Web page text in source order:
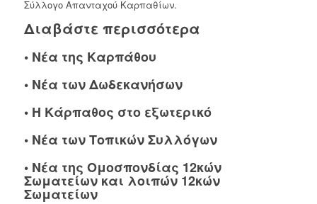
Σύλλογο Απανταχού Καρπαθίων.
Διαβάστε περισσότερα
• Νέα της Καρπάθου
• Νέα των Δωδεκανήσων
• Η Κάρπαθος στο εξωτερικό
• Νέα των Τοπικών Συλλόγων
• Νέα της Ομοσπονδίας 12κών
Σωματείων και λοιπών 12κών
Σωματείων